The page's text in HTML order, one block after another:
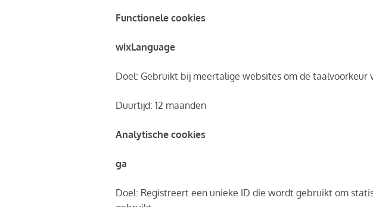
Functionele cookies
wixLanguage
Doel: Gebruikt bij meertalige websites om de taalvoorkeur
Duurtijd: 12 maanden
Analytische cookies
ga
Doel: Registreert een unieke ID die wordt gebruikt om